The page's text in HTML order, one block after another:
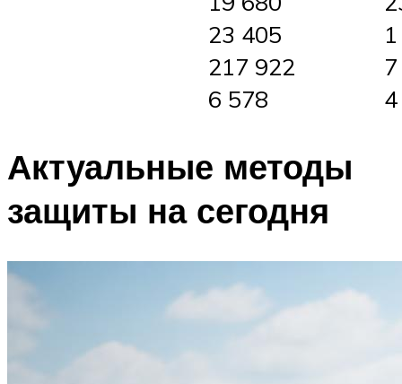
23 405
1
217 922
7
6 578
4
Актуальные методы
защиты на сегодня